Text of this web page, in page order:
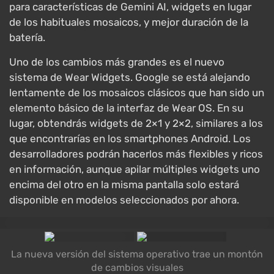
para características de Gemini AI, widgets en lugar
de los habituales mosaicos, y mejor duración de la
batería.
Uno de los cambios más grandes es el nuevo
sistema de Wear Widgets. Google se está alejando
lentamente de los mosaicos clásicos que han sido un
elemento básico de la interfaz de Wear OS. En su
lugar, obtendrás widgets de 2×1 y 2×2, similares a los
que encontrarías en los smartphones Android. Los
desarrolladores podrán hacerlos más flexibles y ricos
en información, aunque apilar múltiples widgets uno
encima del otro en la misma pantalla solo estará
disponible en modelos seleccionados por ahora.
La nueva versión del sistema operativo trae un montón
de cambios visuales